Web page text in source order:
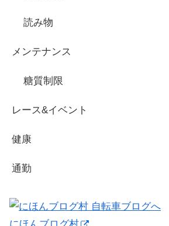
読み物
メンテナンス
糖質制限
レース&イベント
健康
通勤
にほんブログ村